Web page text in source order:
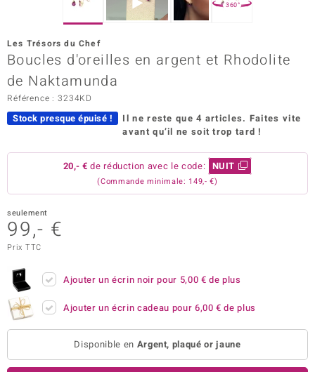
Paraíso
Collection
360°
Les Trésors du Chef
Boucles d'oreilles en argent et Rhodolite
de Naktamunda
Référence : 3234KD
Stock presque épuisé ! Il ne reste que 4 articles. Faites vite
avant qu’il ne soit trop tard !
20,- € de réduction avec le code: NUIT
(Commande minimale: 149,- €)
seulement
99,- €
Prix TTC
Ajouter un écrin noir pour 5,00 € de plus
Ajouter un écrin cadeau pour 6,00 € de plus
Disponible en Argent, plaqué or jaune